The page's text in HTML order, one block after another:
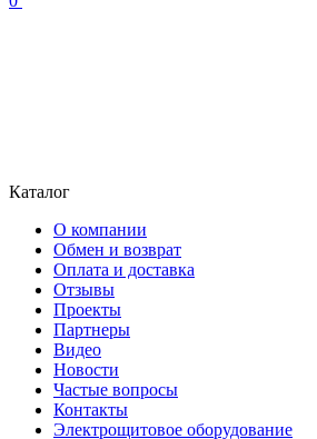
Каталог
О компании
Обмен и возврат
Оплата и доставка
Отзывы
Проекты
Партнеры
Видео
Новости
Частые вопросы
Контакты
Электрощитовое оборудование